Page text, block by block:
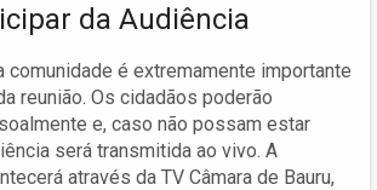
da Audiência
comunidade é extremamente importante
reunião. Os cidadãos poderão
e, caso não possam estar
será transmitida ao vivo. A
através da TV Câmara de Bauru,